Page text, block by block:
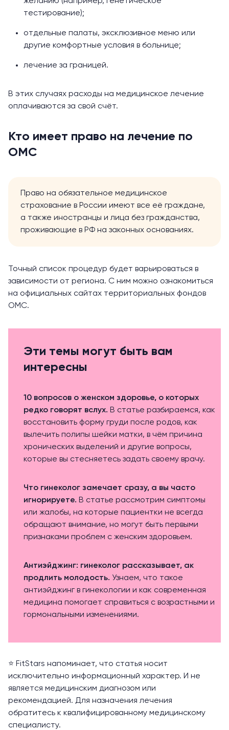
тестирование);
отдельные палаты, эксклюзивное меню или
другие комфортные условия в больнице;
лечение за границей.
В этих случаях расходы на медицинское лечение
оплачиваются за свой счёт.
Кто имеет право на лечение по
ОМС
Право на обязательное медицинское
страхование в России имеют все её граждане,
а также иностранцы и лица без гражданства,
проживающие в РФ на законных основаниях.
Точный список процедур будет варьироваться в
зависимости от региона. С ним можно ознакомиться
на официальных сайтах территориальных фондов
ОМС.
Эти темы могут быть вам
интересны
10 вопросов о женском здоровье, о которых
редко говорят вслух. В статье разбираемся, как
восстановить форму груди после родов, как
вылечить полипы шейки матки, в чём причина
хронических выделений и другие вопросы,
которые вы стесняетесь задать своему врачу.
Что гинеколог замечает сразу, а вы часто
игнорируете. В статье рассмотрим симптомы
или жалобы, на которые пациентки не всегда
обращают внимание, но могут быть первыми
признаками проблем с женским здоровьем.
Антиэйджинг: гинеколог рассказывает, ак
продлить молодость. Узнаем, что такое
антиэйджинг в гинекологии и как современная
медицина помогает справиться с возрастными и
гормональными изменениями.
⭐️ FitStars напоминает, что статья носит
исключительно информационный характер. И не
является медицинским диагнозом или
рекомендацией. Для назначения лечения
обратитесь к квалифицированному медицинскому
специалисту.